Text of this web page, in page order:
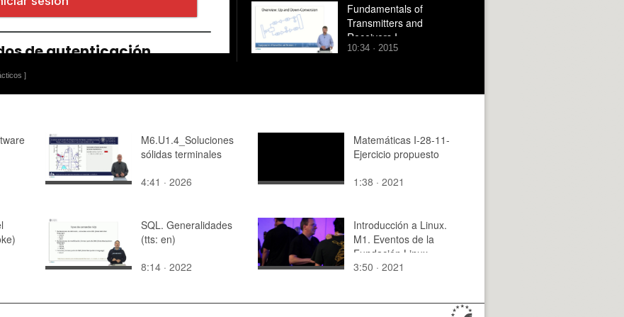
]
Fundamentals of
Transmitters and
Receivers I
10:34 · 2015
M6.U1.4_Soluciones
sólidas terminales
4:41 · 2026
Matemáticas I-28-11-
Ejercicio propuesto
1:38 · 2021
SQL. Generalidades
(tts: en)
8:14 · 2022
Introducción a Linux.
M1. Eventos de la
Fundación Linux
3:50 · 2021